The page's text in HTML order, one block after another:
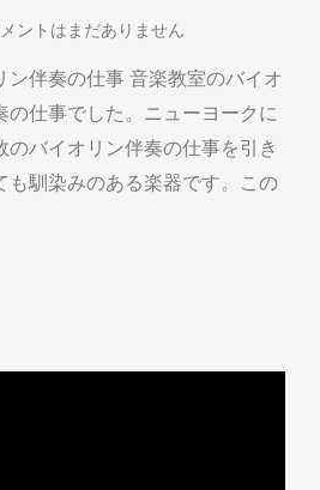
ントはまだありません
ン伴奏の仕事 音楽教室のバイオ
の仕事でした。ニューヨークに
バイオリン伴奏の仕事を引き
も馴染みのある楽器です。この